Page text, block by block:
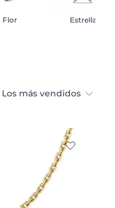
Flor Estrella
Los más vendidos